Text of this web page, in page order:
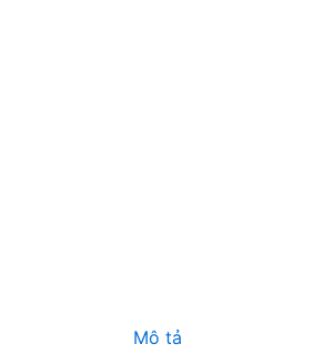
Mô tả